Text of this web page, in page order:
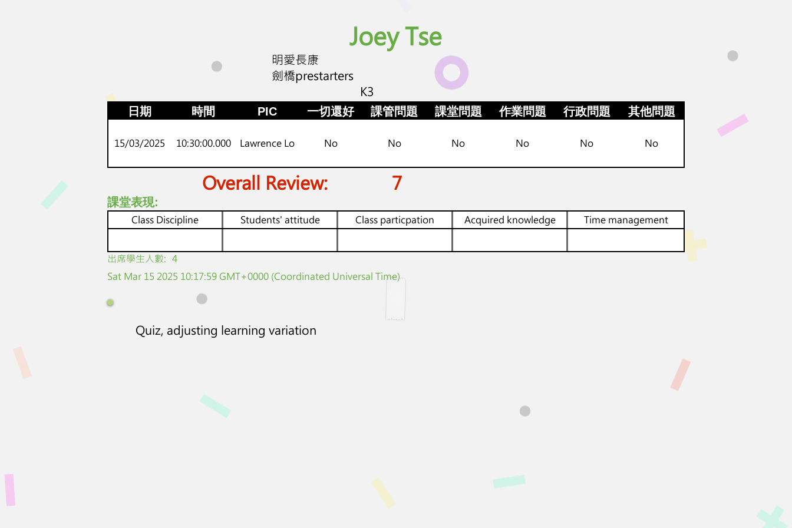
Joey Tse
明愛長康
劍橋prestarters
K3
日期 時間 PIC 一切還好 課管問題 課堂問題 作業問題 行政問題 其他問題
15/03/2025 10:30:00.000 Lawrence Lo No No No No No No
7
Overall Review:
課堂表現:
Class Discipline Students' attitude Class particpation Acquired knowledge Time management
​出席學生人數: 4
Sat Mar 15 2025 10:17:59 GMT+0000 (Coordinated Universal Time)
Quiz, adjusting learning variation